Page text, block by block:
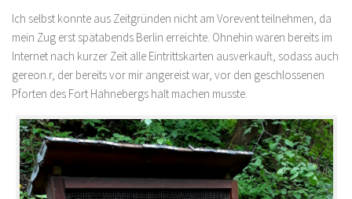
Ich selbst konnte aus Zeitgründen nicht am Vorevent teilnehmen, da
mein Zug erst spätabends Berlin erreichte. Ohnehin waren bereits im
Internet nach kurzer Zeit alle Eintrittskarten ausverkauft, sodass auch
gereon.r, der bereits vor mir angereist war, vor den geschlossenen
Pforten des Fort Hahnebergs halt machen musste.